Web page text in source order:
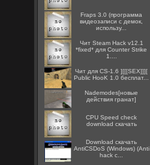
Fraps 3.0 (программа
видеозаписи с демок,
использу...
Чит Steam Hack v12.1
*fixed* для Counter Strike
1....
Чит для CS-1.6 ][[[SEX]]][
Public HooK 1.0 бесплат...
Nademodes[новые
действия гранат]
CPU Speed check
download скачать
Download скачать
AntiCSDoS (Windows) (Anti
hack c...